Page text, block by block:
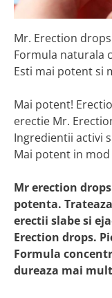
Mr. Erection
Formula naturala
Esti mai potent si
Mai potent!
erectie Mr.
Ingredientii activi
Mai potent in
Mr erection
potenta.
erectii slabe si
Erection drops.
Formula
dureaza mai